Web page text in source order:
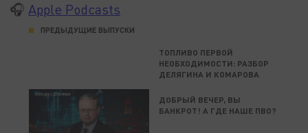
🎧 Apple Podcasts
ПРЕДЫДУЩИЕ ВЫПУСКИ
ТОПЛИВО ПЕРВОЙ
НЕОБХОДИМОСТИ: РАЗБОР
ДЕЛЯГИНА И КОМАРОВА
ДОБРЫЙ ВЕЧЕР, ВЫ
БАНКРОТ! А ГДЕ НАШЕ ПВО?